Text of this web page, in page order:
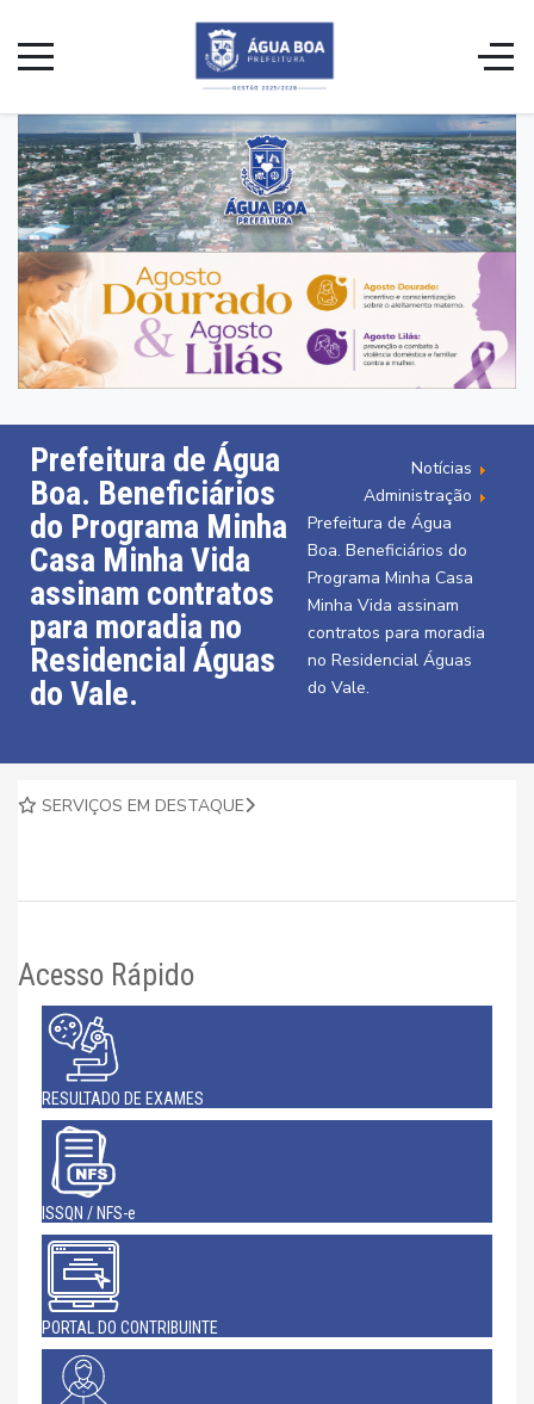
Prefeitura de Água
Boa. Beneficiários
do Programa Minha
Casa Minha Vida
assinam contratos
para moradia no
Residencial Águas
do Vale.
Notícias
Administração
Prefeitura de Água
Boa. Beneficiários do
Programa Minha Casa
Minha Vida assinam
contratos para moradia
no Residencial Águas
do Vale.
SERVIÇOS EM DESTAQUE
Acesso Rápido
RESULTADO DE EXAMES
ISSQN / NFS-e
PORTAL DO CONTRIBUINTE